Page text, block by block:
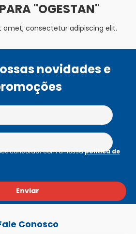
OGESTAN
amet, consectetur adipiscing elit.
novidades e
Enviar
concordar com a nossapolítica de
Conosco